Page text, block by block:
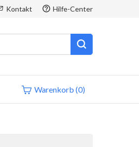
Kontakt Hilfe-Center
Warenkorb (0)